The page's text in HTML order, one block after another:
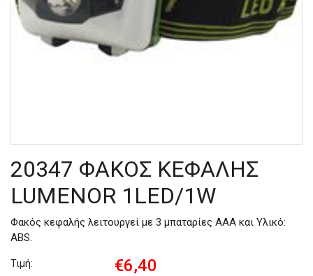
20347 ΦΑΚΟΣ ΚΕΦΑΛΗΣ
LUMENOR 1LED/1W
Φακός κεφαλής λειτουργεί με 3 μπαταρίες ΑΑΑ και Υλικό:
ABS.
Τιμή: €6,40